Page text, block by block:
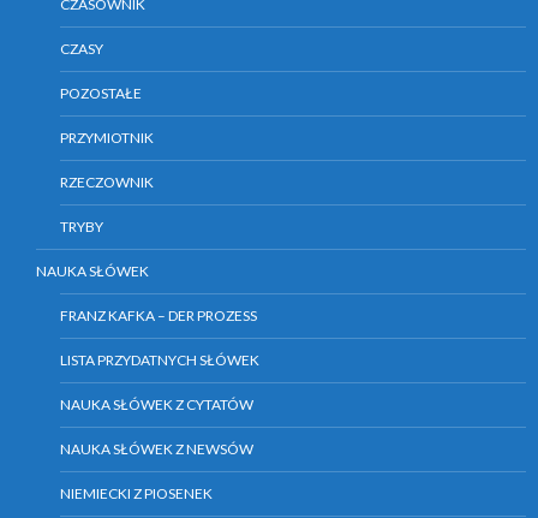
i
e
)
CZASOWNIK
CZASY
POZOSTAŁE
PRZYMIOTNIK
RZECZOWNIK
TRYBY
NAUKA SŁÓWEK
FRANZ KAFKA – DER PROZESS
LISTA PRZYDATNYCH SŁÓWEK
NAUKA SŁÓWEK Z CYTATÓW
NAUKA SŁÓWEK Z NEWSÓW
NIEMIECKI Z PIOSENEK